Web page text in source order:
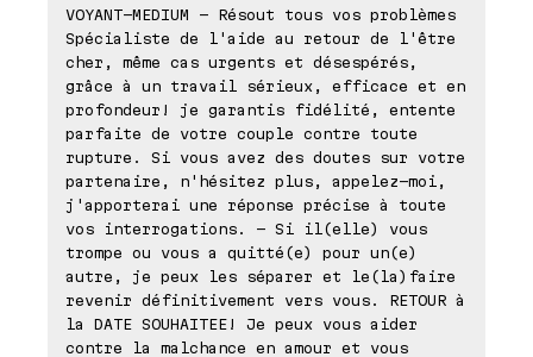
VOYANT-MEDIUM - Résout tous vos problèmes
Spécialiste de l'aide au retour de l'être
cher, même cas urgents et désespérés,
grâce à un travail sérieux, efficace et en
profondeur! je garantis fidélité, entente
parfaite de votre couple contre toute
rupture. Si vous avez des doutes sur votre
partenaire, n'hésitez plus, appelez-moi,
j'apporterai une réponse précise à toute
vos interrogations. - Si il(elle) vous
trompe ou vous a quitté(e) pour un(e)
autre, je peux les séparer et le(la)faire
revenir définitivement vers vous. RETOUR à
la DATE SOUHAITEE! Je peux vous aider
contre la malchance en amour et vous